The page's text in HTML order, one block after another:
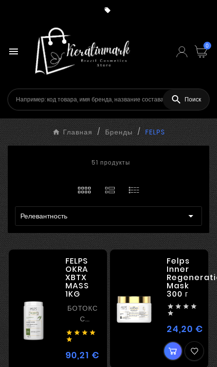

 0
 Поиск
Главная Бренды FELPS
51 продукты
Релевантность 
FELPS
OKRA
XBTX
MASS
1KG
БОТОКС
С
ВЫПРЯМЛЕНИЕМ
ИДЕАЛЕН
ДЛЯ
БЛОНДА
   

90,21 €Цена
Felps
Inner
Mask
300 г
   

24,20 €